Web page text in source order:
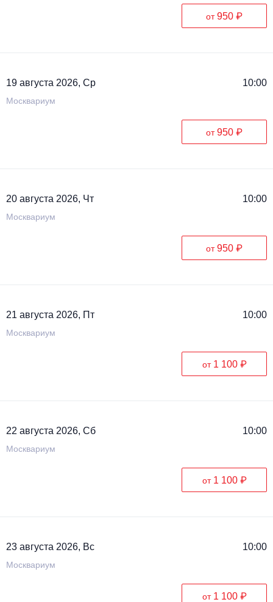
от950 ₽
19 августа 2026, Ср 10:00
Москвариум
от950 ₽
20 августа 2026, Чт 10:00
Москвариум
от950 ₽
21 августа 2026, Пт 10:00
Москвариум
от 1 100 ₽
22 августа 2026, Сб 10:00
Москвариум
от 1 100 ₽
23 августа 2026, Вс 10:00
Москвариум
от 1 100 ₽